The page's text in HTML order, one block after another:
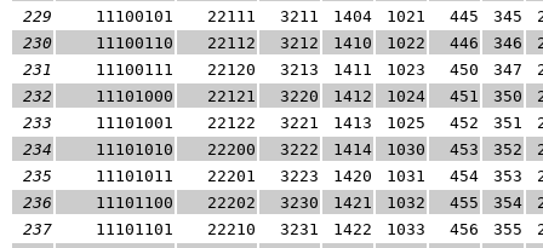
229
11100101 22111 3211 1404 1021 445 345
230
11100110 22112 3212 1410 1022 446 346
231
11100111 22120 3213 1411 1023 450 347
232
11101000 22121 3220 1412 1024 451 350
233
11101001 22122 3221 1413 1025 452 351
234
11101010 22200 3222 1414 1030 453 352
235
11101011 22201 3223 1420 1031 454 353
236
11101100 22202 3230 1421 1032 455 354
237
11101101 22210 3231 1422 1033 456 355